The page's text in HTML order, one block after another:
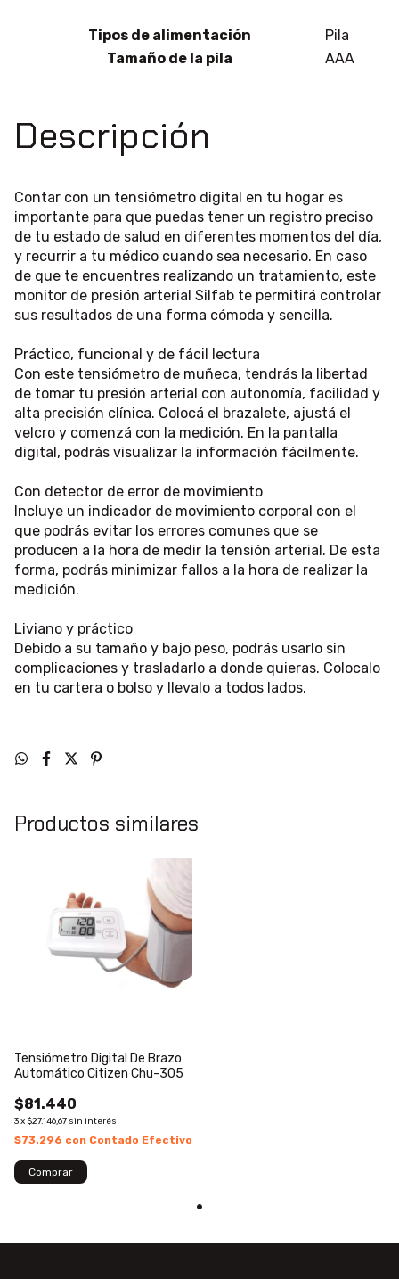
Tipos de alimentación
Pila
Tamaño de la pila
AAA
Descripción
Contar con un tensiómetro digital en tu hogar es
importante para que puedas tener un registro preciso
de tu estado de salud en diferentes momentos del día,
y recurrir a tu médico cuando sea necesario. En caso
de que te encuentres realizando un tratamiento, este
monitor de presión arterial Silfab te permitirá controlar
sus resultados de una forma cómoda y sencilla.
Práctico, funcional y de fácil lectura
Con este tensiómetro de muñeca, tendrás la libertad
de tomar tu presión arterial con autonomía, facilidad y
alta precisión clínica. Colocá el brazalete, ajustá el
velcro y comenzá con la medición. En la pantalla
digital, podrás visualizar la información fácilmente.
Con detector de error de movimiento
Incluye un indicador de movimiento corporal con el
que podrás evitar los errores comunes que se
producen a la hora de medir la tensión arterial. De esta
forma, podrás minimizar fallos a la hora de realizar la
medición.
Liviano y práctico
Debido a su tamaño y bajo peso, podrás usarlo sin
complicaciones y trasladarlo a donde quieras. Colocalo
en tu cartera o bolso y llevalo a todos lados.
Productos similares
Tensiómetro Digital De Brazo
Automático Citizen Chu-305
$81.440
3x $27.146,67 sin interés
$73.296 con Contado Efectivo